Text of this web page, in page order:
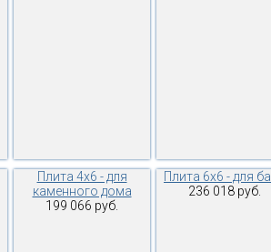
Плита 4х6 - для
каменного дома
199 066 руб.
Плита 6х6 - для
236 018 руб.